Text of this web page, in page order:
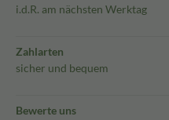
i.d.R. am nächsten Werktag
Zahlarten
sicher und bequem
Bewerte uns